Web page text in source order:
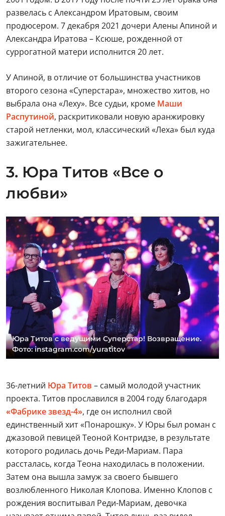
развелась с Александром Иратовым, своим
продюсером. 7 декабря 2021 дочери Алены Апиной и
Александра Иратова – Ксюше, рожденной от
суррогатной матери исполнится 20 лет.
У Апиной, в отличие от большинства участников
второго сезона «Суперстара», множество хитов, но
выбрала она «Леху». Все судьи, кроме Маши
Распутиной, раскритиковали новую аранжировку
старой нетленки, мол, классический «Леха» был куда
зажигательнее.
3. Юра Титов «Все о
любви»
Юра Титов с ведущими Суперстар! Возвращение.
Фото: instagram.com/yuratitov
36-летний Юра Титов – самый молодой участник
проекта. Титов прославился в 2004 году благодаря
«Фабрике звезд-4», где он исполнил свой
единственный хит «Понарошку». У Юры был роман с
джазовой певицей Теоной Контридзе, в результате
которого родилась дочь Реди-Мариам. Пара
рассталась, когда Теона находилась в положении.
Затем она вышла замуж за своего бывшего
возлюбленного Николая Клопова. Именно Клопов с
рождения воспитывал Реди-Мариам, девочка